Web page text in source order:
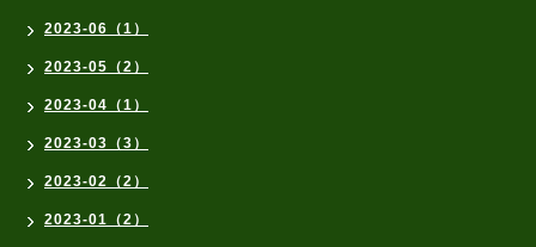
2023-06（1）
2023-05（2）
2023-04（1）
2023-03（3）
2023-02（2）
2023-01（2）